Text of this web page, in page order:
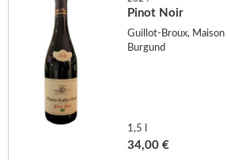
Pinot Noir
Guillot-Broux,
Burgund
1,5 l
34,00 €